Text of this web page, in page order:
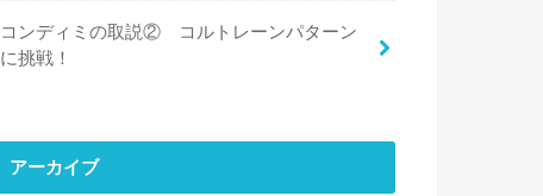
コンディミの取説② コルトレーンパターン
に挑戦！
アーカイブ